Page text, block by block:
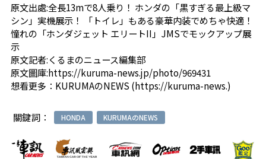
原文出處:全長13mで8人乗り！ ホンダの「黒すぎる最上級マ
シン」実機展示！ 「トイレ」もある豪華内装でめちゃ快適！
憧れの「ホンダジェット エリートII」JMSでモックアップ展
示
原文記者:くるまのニュース編集部
原文圖庫:https://kuruma-news.jp/photo/969431
想看更多： KURUMAのNEWS (https://kuruma-news.)
關鍵詞： HONDA KURUMAのNEWS